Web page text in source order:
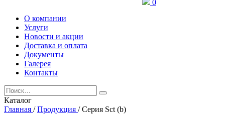
0
О компании
Услуги
Новости и акции
Доставка и оплата
Документы
Галерея
Контакты
Каталог
Главная / Продукция / Серия Sct (b)